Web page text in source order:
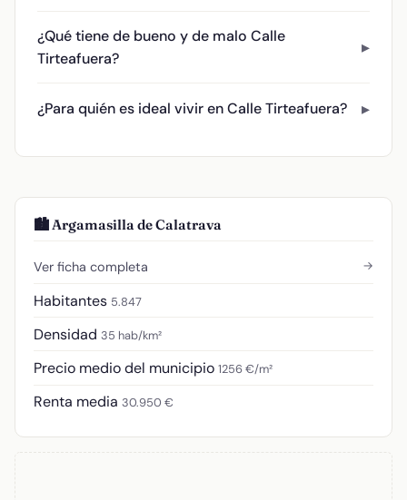
¿Qué tiene de bueno y de malo Calle
Tirteafuera?
¿Para quién es ideal vivir en Calle Tirteafuera?
🏙️ Argamasilla de Calatrava
Ver ficha completa →
Habitantes 5.847
Densidad 35 hab/km²
Precio medio del municipio 1256 €/m²
Renta media 30.950 €